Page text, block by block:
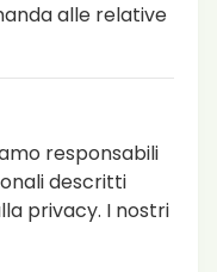
alle relative
responsabili
descritti
privacy. I nostri